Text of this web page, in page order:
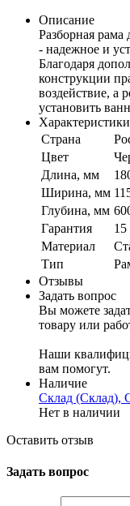
Описание
Разборная
- надежное и
Благодаря
конструкции
воздействие, а
установить
Характеристики
Страна
Цвет
Длина, мм
Ширина, мм
Глубина, мм
Гарантия
15
Материал
Тип
Отзывы
Задать вопрос
Вы можете
товару или
Наши
вам помогут.
Наличие
Склад (Склад),
Нет в наличии
Оставить отзыв
Задать вопрос